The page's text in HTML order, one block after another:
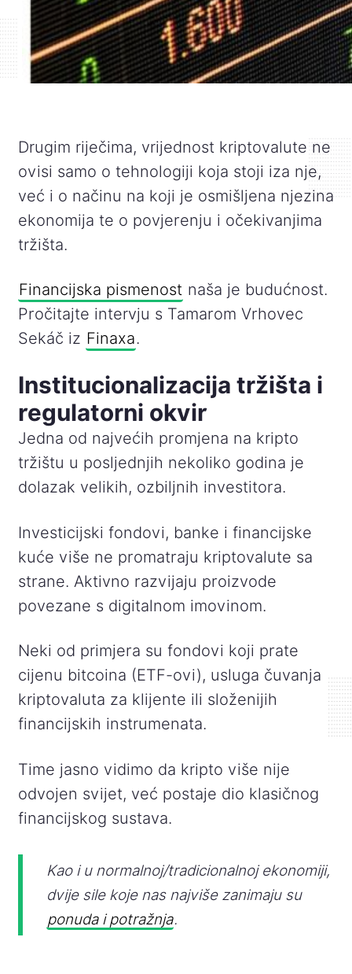
Drugim riječima, vrijednost kriptovalute ne
ovisi samo o tehnologiji koja stoji iza nje,
već i o načinu na koji je osmišljena njezina
ekonomija te o povjerenju i očekivanjima
tržišta.
Financijska pismenost naša je budućnost.
Pročitajte intervju s Tamarom Vrhovec
Sekáč iz Finaxa.
Institucionalizacija tržišta i
regulatorni okvir
Jedna od najvećih promjena na kripto
tržištu u posljednjih nekoliko godina je
dolazak velikih, ozbiljnih investitora.
Investicijski fondovi, banke i financijske
kuće više ne promatraju kriptovalute sa
strane. Aktivno razvijaju proizvode
povezane s digitalnom imovinom.
Neki od primjera su fondovi koji prate
cijenu bitcoina (ETF-ovi), usluga čuvanja
kriptovaluta za klijente ili složenijih
financijskih instrumenata.
Time jasno vidimo da kripto više nije
odvojen svijet, već postaje dio klasičnog
financijskog sustava.
Kao i u normalnoj/tradicionalnoj ekonomiji,
dvije sile koje nas najviše zanimaju su
ponuda i potražnja.